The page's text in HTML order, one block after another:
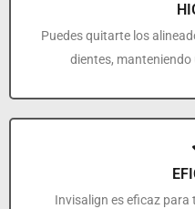
Puedes quitarte los
dientes,
Invisalign es eficaz